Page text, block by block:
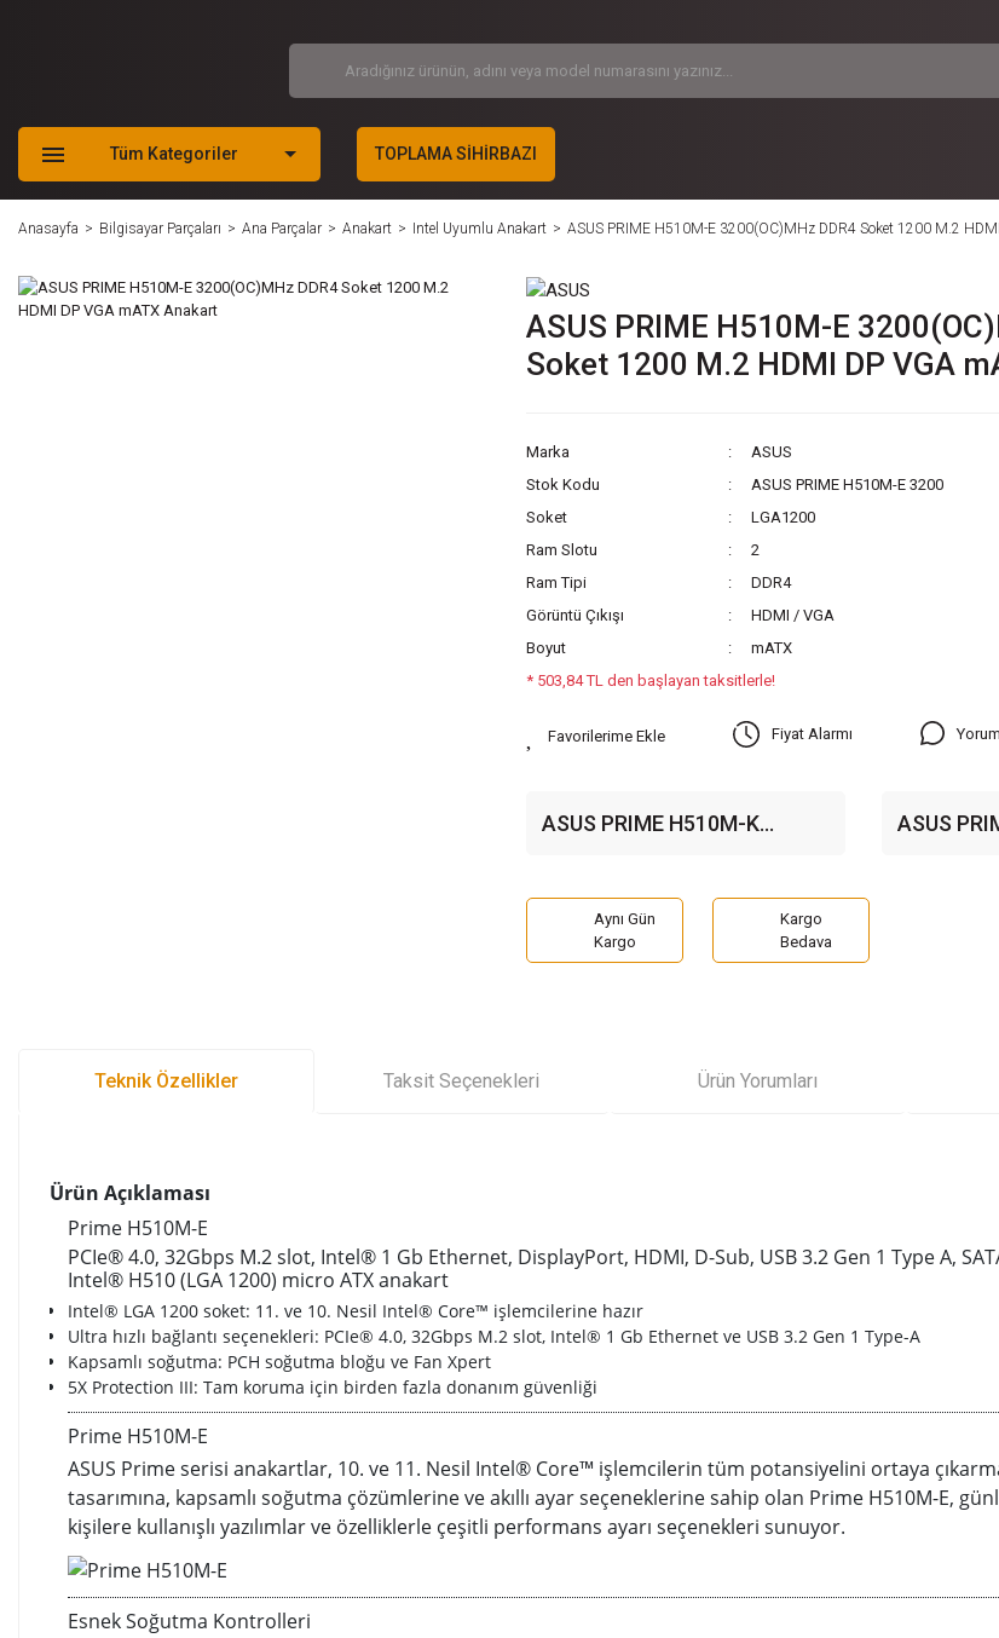
Tüm Kategoriler TOPLAMA SİHİRBAZI
Anasayfa Bilgisayar Parçaları Ana Parçalar Anakart Intel Uyumlu Anakart ASUS PRIME H510M-E 3200(OC)MHz DDR4 Soket 1200 M.2
ASUS PRIME H510M-E
Soket 1200 M.2 HDMI DP VGA
Marka
ASUS
Stok Kodu
ASUS PRIME H510M-E 3200
Soket
LGA1200
Ram Slotu
2
Ram Tipi
DDR4
Görüntü Çıkışı
HDMI / VGA
Boyut
mATX
* 503,84 TL den başlayan taksitlerle!
Fiyat Alarmı
ASUS PRIME H510M-K
Anakart
ASUS
Aynı Gün
Kargo
Kargo
Bedava
Teknik Özellikler Taksit Seçenekleri Ürün Yorumları
Ürün Açıklaması
Prime H510M-E
PCIe® 4.0, 32Gbps M.2 slot, Intel® 1 Gb Ethernet, DisplayPort, HDMI, D-Sub, USB 3.2 Gen 1 Type A,
Intel® H510 (LGA 1200) micro ATX anakart
Intel® LGA 1200 soket: 11. ve 10. Nesil Intel® Core™ işlemcilerine hazır
Ultra hızlı bağlantı seçenekleri: PCIe® 4.0, 32Gbps M.2 slot, Intel® 1 Gb Ethernet ve USB 3.2 Gen 1 Type-A
Kapsamlı soğutma: PCH soğutma bloğu ve Fan Xpert
5X Protection III: Tam koruma için birden fazla donanım güvenliği
Prime H510M-E
ASUS Prime serisi anakartlar, 10. ve 11. Nesil Intel® Core™ işlemcilerin tüm potansiyelini ortaya
tasarımına, kapsamlı soğutma çözümlerine ve akıllı ayar seçeneklerine sahip olan Prime H510M-E,
kişilere kullanışlı yazılımlar ve özelliklerle çeşitli performans ayarı seçenekleri sunuyor.
Esnek Soğutma Kontrolleri